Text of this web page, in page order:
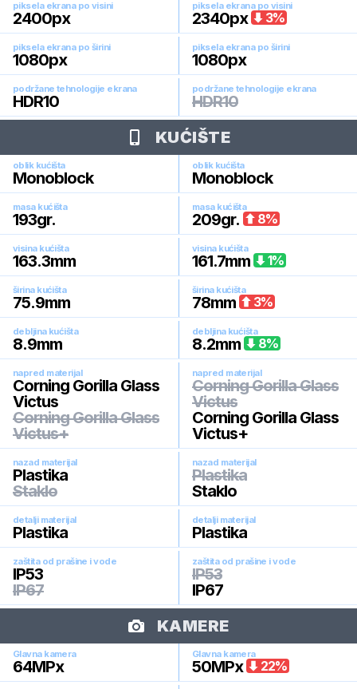
piksela ekrana po visini
2400px
piksela ekrana po visini
2340px 3%
piksela ekrana po širini
1080px
piksela ekrana po širini
1080px
podržane tehnologije ekrana
HDR10
podržane tehnologije ekrana
HDR10
KUĆIŠTE
oblik kućišta
Monoblock
oblik kućišta
Monoblock
masa kućišta
193gr.
masa kućišta
209gr. 8%
visina kućišta
163.3mm
visina kućišta
161.7mm 1%
širina kućišta
75.9mm
širina kućišta
78mm 3%
debljina kućišta
8.9mm
debljina kućišta
8.2mm 8%
napred materijal
Corning Gorilla Glass
Victus
Corning Gorilla Glass
Victus+
napred materijal
Corning Gorilla Glass
Victus
Corning Gorilla Glass
Victus+
nazad materijal
Plastika
Staklo
nazad materijal
Plastika
Staklo
detalji materijal
Plastika
detalji materijal
Plastika
zaštita od prašine i vode
IP53
IP67
zaštita od prašine i vode
IP53
IP67
KAMERE
Glavna kamera
64MPx
Glavna kamera
50MPx 22%